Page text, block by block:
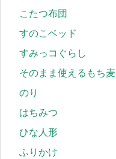
こたつ布団
すのこベッド
すみっコぐらし
そのまま使えるもち麦
のり
はちみつ
ひな人形
ふりかけ